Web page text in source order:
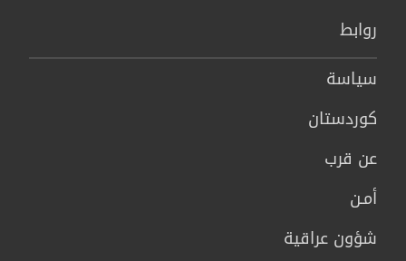
روابط
سیاسة
كوردستان
عن قرب
أمـن
شؤون عراقية